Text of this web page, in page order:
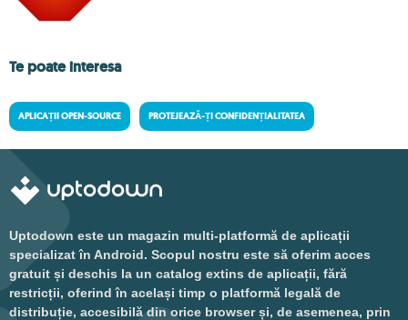
Te poate interesa
APLICAȚII OPEN-SOURCE PROTEJEAZĂ-ȚI CONFIDENȚIALITATEA
Uptodown este un magazin multi-platformă de aplicații
specializat în Android. Scopul nostru este să oferim acces
gratuit și deschis la un catalog extins de aplicații, fără
restricții, oferind în același timp o platformă legală de
distribuție, accesibilă din orice browser și, de asemenea, prin